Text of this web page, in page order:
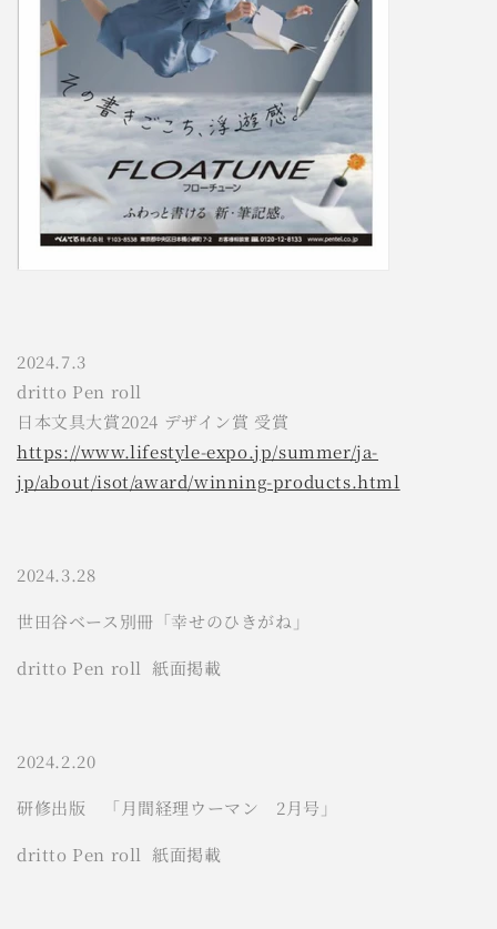
2024.7.3
dritto Pen roll
日本文具大賞2024 デザイン賞 受賞
https://www.lifestyle-expo.jp/summer/ja-
jp/about/isot/award/winning-products.html
2024.3.28
世田谷ベース別冊「幸せのひきがね」
dritto Pen roll 紙面掲載
2024.2.20
研修出版 「月間経理ウーマン 2月号」
dritto Pen roll 紙面掲載